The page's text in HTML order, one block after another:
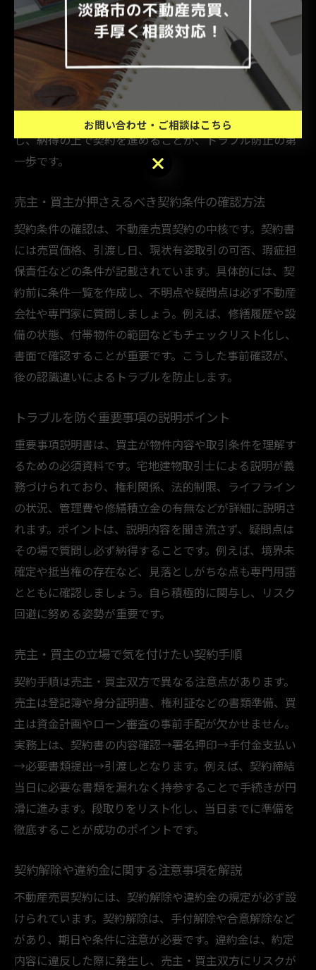
と義務を持ちます。契約締結により、売主は物件の所有
権移転と引渡し義務、買主は代金支払い義務を負いま
す。これらは契約書に明記され、履行しなければ契約違
反となる点が重要です。たとえば、売主が登記移転を怠
った場合や買主が代金支払いを遅延した場合、違約金や
契約解除の対象となります。事前に双方の義務を確認
し、納得の上で契約を進めることが、トラブル防止の第
一歩です。
売主・買主が押さえるべき契約条件の確認方法
契約条件の確認は、不動産売買契約の中核です。契約書
には売買価格、引渡し日、現状有姿取引の可否、瑕疵担
保責任などの条件が記載されています。具体的には、契
約前に条件一覧を作成し、不明点や疑問点は必ず不動産
会社や専門家に質問しましょう。例えば、修繕履歴や設
備の状態、付帯物件の範囲などもチェックリスト化し、
書面で確認することが重要です。こうした事前確認が、
後の認識違いによるトラブルを防止します。
トラブルを防ぐ重要事項の説明ポイント
重要事項説明書は、買主が物件内容や取引条件を理解す
るための必須資料です。宅地建物取引士による説明が義
務づけられており、権利関係、法的制限、ライフライン
の状況、管理費や修繕積立金の有無などが詳細に説明さ
れます。ポイントは、説明内容を聞き流さず、疑問点は
その場で質問し必ず納得することです。例えば、境界未
確定や抵当権の存在など、見落としがちな点も専門用語
とともに確認しましょう。自ら積極的に関与し、リスク
回避に努める姿勢が重要です。
売主・買主の立場で気を付けたい契約手順
契約手順は売主・買主双方で異なる注意点があります。
売主は登記簿や身分証明書、権利証などの書類準備、買
主は資金計画やローン審査の事前手配が欠かせません。
実務上は、契約書の内容確認→署名押印→手付金支払い
→必要書類提出→引渡しとなります。例えば、契約締結
当日に必要な書類を漏れなく持参することで手続きが円
滑に進みます。段取りをリスト化し、当日までに準備を
徹底することが成功のポイントです。
契約解除や違約金に関する注意事項を解説
不動産売買契約には、契約解除や違約金の規定が必ず設
けられています。契約解除は、手付解除や合意解除など
があり、期日や条件に注意が必要です。違約金は、約定
内容に違反した際に発生し、売主・買主双方にリスクが
お問い合わせ・ご相談はこちら
お問い合わせ・ご相談はこちら